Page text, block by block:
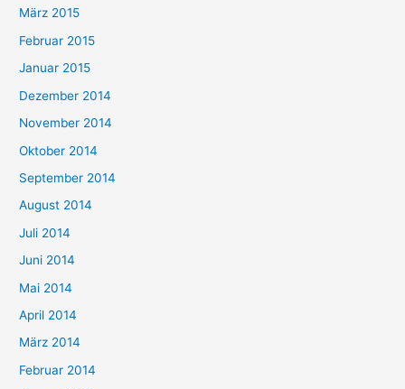
März 2015
Februar 2015
Januar 2015
Dezember 2014
November 2014
Oktober 2014
September 2014
August 2014
Juli 2014
Juni 2014
Mai 2014
April 2014
März 2014
Februar 2014